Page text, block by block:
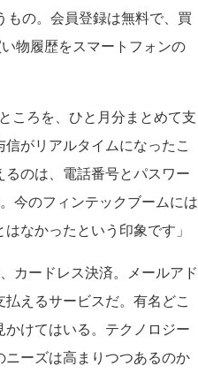
もの。会員登録は無料で、買
物履歴をスマートフォンの
ころを、ひと月分まとめて支
がリアルタイムになったこ
のは、電話番号とパスワー
今のフィンテックブームには
なかったという印象です」
カードレス決済。メールアド
えるサービスだ。有名どこ
けてはいる。テクノロジー
ーズは高まりつつあるのか